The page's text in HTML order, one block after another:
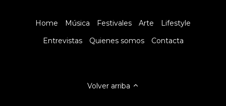
Home Música Festivales Arte
Lifestyle
Entrevistas
Quienes somos Contacta
Volver arriba